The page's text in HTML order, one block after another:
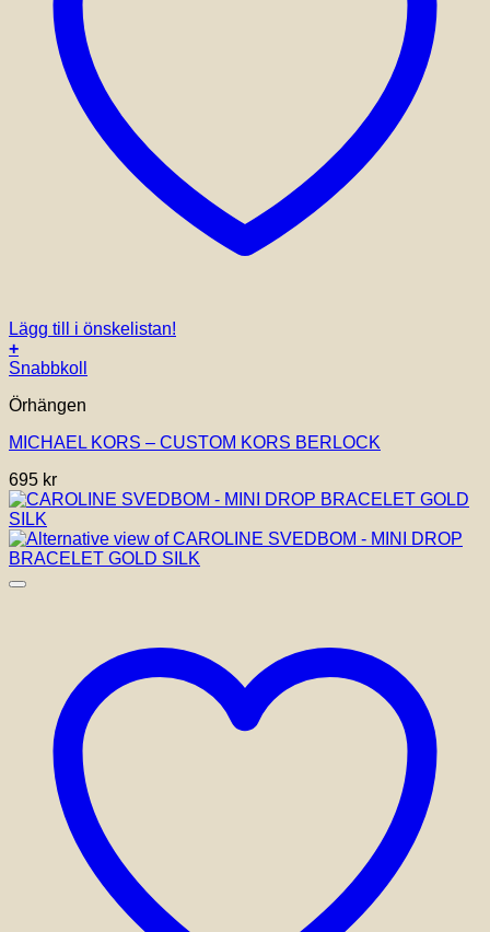
Lägg till i önskelistan!
+
Snabbkoll
Örhängen
MICHAEL KORS – CUSTOM KORS BERLOCK
695 kr